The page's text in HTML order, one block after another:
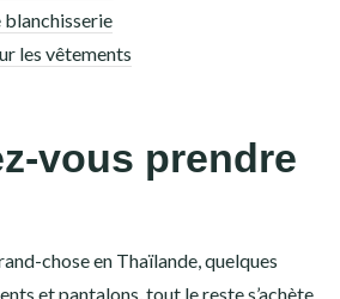
blanchisserie
les vêtements
vous prendre
chose en Thaïlande, quelques
et pantalons, tout le reste s’achète